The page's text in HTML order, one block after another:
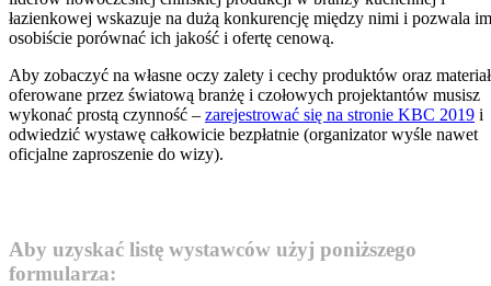
łazienkowej wskazuje na dużą konkurencję między nimi i pozwala im
osobiście porównać ich jakość i ofertę cenową.
Aby zobaczyć na własne oczy zalety i cechy produktów oraz
oferowane przez światową branżę i czołowych projektantów musisz
wykonać prostą czynność – zarejestrować się na stronie KBC 2019 i
odwiedzić wystawę całkowicie bezpłatnie (organizator wyśle nawet
oficjalne zaproszenie do wizy).
Aby uzyskać listę wystawców użyj poniższego
formularza: